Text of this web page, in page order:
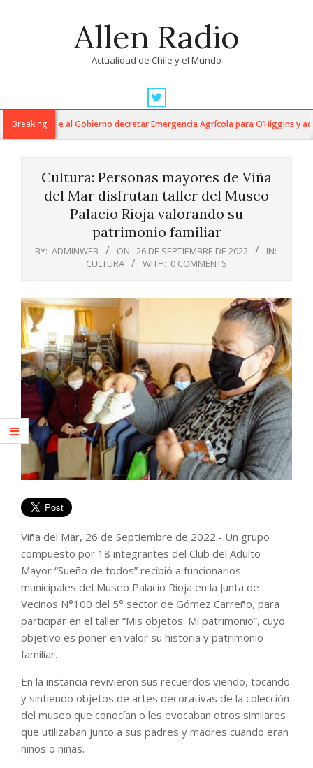
Allen Radio
Actualidad de Chile y el Mundo
Navigation
MenuBreakingexige al Gobierno decretar Emergencia Agrícola para O’Higgins y
Cultura: Personas mayores de Viña
del Mar disfrutan taller del Museo
Palacio Rioja valorando su
patrimonio familiar
BY: ADMINWEB ON: 26 DE SEPTIEMBRE DE 2022
IN:
CULTURA
WITH: 0 COMMENTS
Viña del Mar, 26 de Septiembre de 2022.- Un grupo
compuesto por 18 integrantes del Club del Adulto
Mayor “Sueño de todos” recibió a funcionarios
municipales del Museo Palacio Rioja en la Junta de
Vecinos N°100 del 5° sector de Gómez Carreño, para
participar en el taller “Mis objetos. Mi patrimonio”, cuyo
objetivo es poner en valor su historia y patrimonio
familiar.
En la instancia revivieron sus recuerdos viendo, tocando
y sintiendo objetos de artes decorativas de la colección
del museo que conocían o les evocaban otros similares
que utilizaban junto a sus padres y madres cuando eran
niños o niñas.